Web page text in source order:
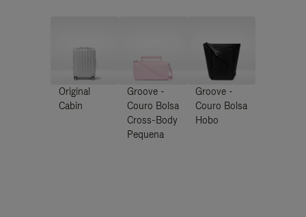
Original
Cabin
Groove -
Couro Bolsa
Cross-Body
Pequena
Groove -
Couro Bolsa
Hobo